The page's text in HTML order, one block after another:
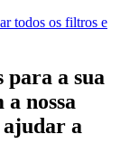
todos os filtros e
para a sua
nossa
ajudar a